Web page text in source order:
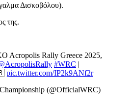
Δισκοβόλου).
της.
Acropolis Rally Greece 2025,
#WRC |
pic.twitter.com/IP2k9ANf2r
(@OfficialWRC)